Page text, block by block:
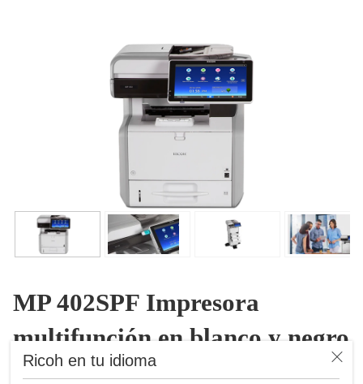
Ricoh en tu idioma
MP 402SPF Impresora
multifunción en blanco y negro
Impresora Multifunción ByN